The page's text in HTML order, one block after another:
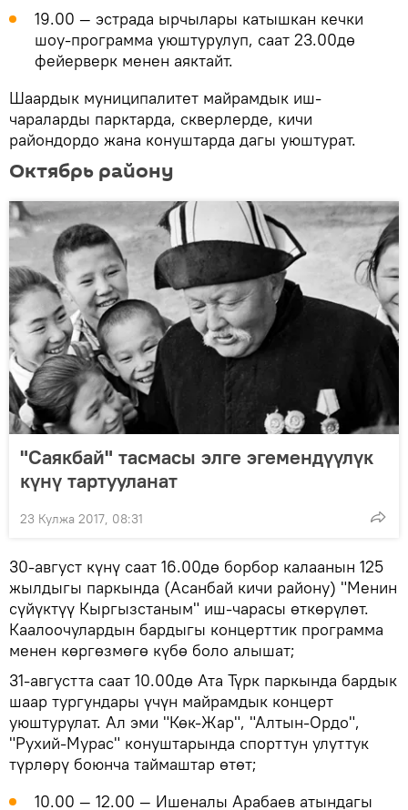
19.00 — эстрада ырчылары катышкан кечки
шоу-программа уюштурулуп, саат 23.00дө
фейерверк менен аяктайт.
Шаардык муниципалитет майрамдык иш-
чараларды парктарда, скверлерде, кичи
райондордо жана конуштарда дагы уюштурат.
Октябрь району
"Саякбай" тасмасы элге эгемендүүлүк
күнү тартууланат
23 Кулжа 2017, 08:31
30-август күнү саат 16.00дө борбор калаанын 125
жылдыгы паркында (Асанбай кичи району) "Менин
сүйүктүү Кыргызстаным" иш-чарасы өткөрүлөт.
Каалоочулардын бардыгы концерттик программа
менен көргөзмөгө күбө боло алышат;
31-августта саат 10.00дө Ата Түрк паркында бардык
шаар тургундары үчүн майрамдык концерт
уюштурулат. Ал эми "Көк-Жар", "Алтын-Ордо",
"Рухий-Мурас" конуштарында спорттун улуттук
түрлөрү боюнча таймаштар өтөт;
10.00 — 12.00 — Ишеналы Арабаев атындагы